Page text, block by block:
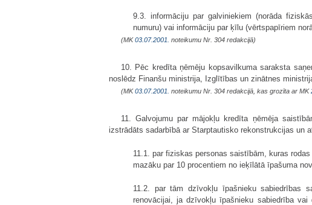
9.3. informāciju par galviniekiem (norāda
numuru) vai informāciju par ķīlu (vērtspapīriem
(MK03.07.2001. noteikumu Nr. 304 redakcijā)
10. Pēc kredīta ņēmēju kopsavilkuma saraksta
noslēdz Finanšu ministrija, Izglītības un zinātnes
(MK03.07.2001. noteikumu Nr. 304 redakcijā, kas grozīta ar MK
11. Galvojumu par mājokļu kredīta ņēmēja
izstrādāts sadarbībā ar Starptautisko rekonstrukcijas un
11.1. par fiziskas personas saistībām, kuras
mazāku par 10 procentiem no ieķīlātā īpašuma
11.2. par tām dzīvokļu īpašnieku sabiedrības
renovācijai, ja dzīvokļu īpašnieku sabiedrība